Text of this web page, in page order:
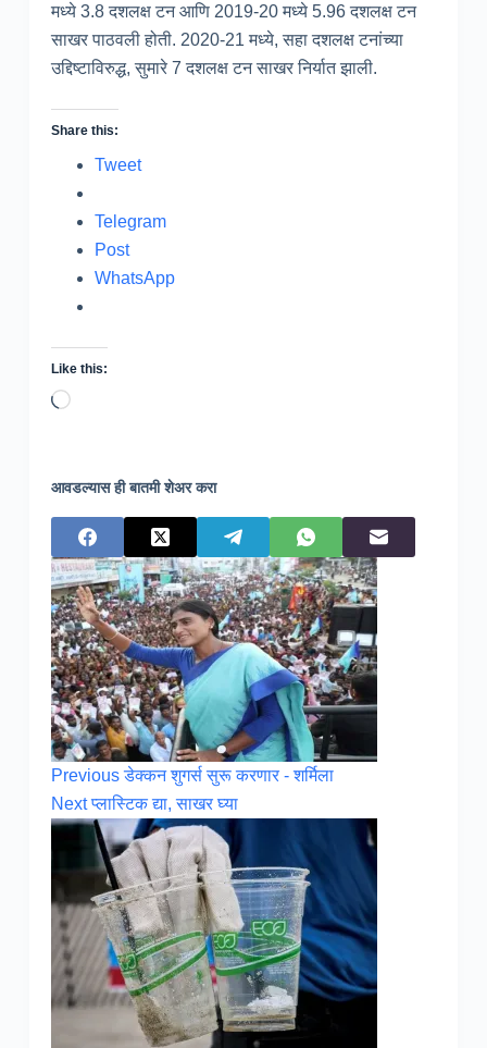
मध्ये 3.8 दशलक्ष टन आणि 2019-20 मध्ये 5.96 दशलक्ष टन
साखर पाठवली होती. 2020-21 मध्ये, सहा दशलक्ष टनांच्या
उद्दिष्टाविरुद्ध, सुमारे 7 दशलक्ष टन साखर निर्यात झाली.
Share this:
Tweet
Telegram
Post
WhatsApp
Like this:
Loading…
आवडल्यास ही बातमी शेअर करा
Previousडेक्कन शुगर्स सुरू करणार - शर्मिला
Nextप्लास्टिक द्या, साखर घ्या